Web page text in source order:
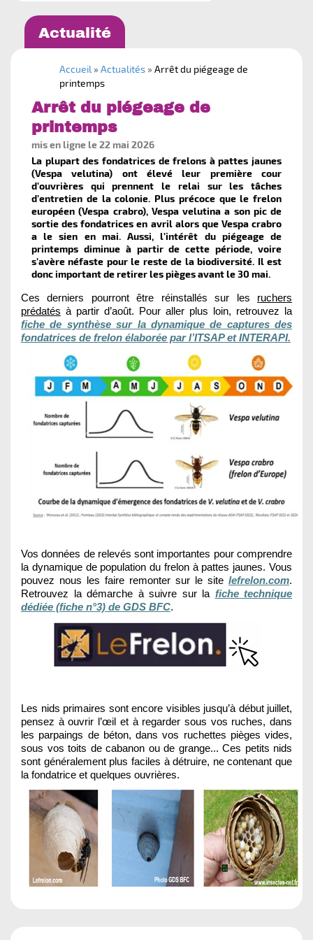
GDS de Bourgogne - Franche-
Comté
1 rue des Coulots
21110 BRETENIERE
gdsbfc@reseaugds.com
Actualité
Accueil » Actualités » Arrêt du piégeage de
printemps
Arrêt du piégeage de
printemps
mis en ligne le 22 mai 2026
La plupart des fondatrices de frelons à pattes jaunes
(Vespa velutina) ont élevé leur première cour
d’ouvrières qui prennent le relai sur les tâches
d’entretien de la colonie. Plus précoce que le frelon
européen (Vespa crabro), Vespa velutina a son pic de
sortie des fondatrices en avril alors que Vespa crabro
a le sien en mai. Aussi, l’intérêt du piégeage de
printemps diminue à partir de cette période, voire
s’avère néfaste pour le reste de la biodiversité. Il est
donc important de retirer les pièges avant le 30 mai.
Ces derniers pourront être réinstallés sur les ruchers
prédatés à partir d’août. Pour aller plus loin, retrouvez la
fiche de synthèse sur la dynamique de captures des
fondatrices de frelon élaborée par l’ITSAP et INTERAPI.
Vos données de relevés sont importantes pour comprendre
la dynamique de population du frelon à pattes jaunes. Vous
pouvez nous les faire remonter sur le site lefrelon.com.
Retrouvez la démarche à suivre sur la fiche technique
dédiée (fiche n°3) de GDS BFC.
Les nids primaires sont encore visibles jusqu’à début juillet,
pensez à ouvrir l’œil et à regarder sous vos ruches, dans
les parpaings de béton, dans vos ruchettes pièges vides,
sous vos toits de cabanon ou de grange... Ces petits nids
sont généralement plus faciles à détruire, ne contenant que
la fondatrice et quelques ouvrières.